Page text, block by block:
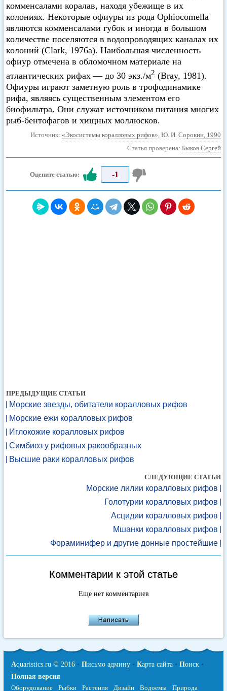
комменсалами коралав, находя убежище в их
колониях. Некоторые офиуры из рода Ophiocomella
являются комменсалами губок и иногда в большом
количестве поселяются в водопроводящих каналах их
колоний (Clark, 1976а). Наибольшая численность
офиур отмечена в обломочном материале на
атлантических рифах — до 30 экз./м2 (Bray, 1981).
Офиуры играют заметную роль в трофодинамике
рифа, являясь существенным элементом его
биофильтра. Они служат источником питания многих
рыб-бентофагов и хищных моллюсков.
Источник: «Экосистемы коралловых рифов», Ю. И. Сорокин, 1990
Статья проверена: Быков Сергей
Оцените статью: -1
ПРЕДЫДУЩИЕ СТАТЬИ
Морские звезды, обитатели коралловых рифов
Морские ежи коралловых рифов
Иглокожие коралловых рифов
Симбиоз у рифовых ракообразных
Высшие раки коралловых рифов
СЛЕДУЮЩИЕ СТАТЬИ
Морские лилии коралловых рифов
Голотурии коралловых рифов
Асцидии коралловых рифов
Мшанки коралловых рифов
Фораминифер и другие донные простейшие
Комментарии к этой статье
Еще нет комментариев
Aquaristics.ru © 2016 • Письмо админу • Карта сайта • Поиск •
Полная версия
Оборудование
Рыбки Растения Дизайн Водоемы Природа